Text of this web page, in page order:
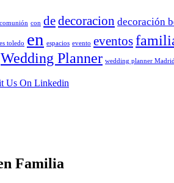
comunión con dedecoracion decoración
toledo en espacios evento eventos
Wedding Planner wedding planner Madrid
Familia